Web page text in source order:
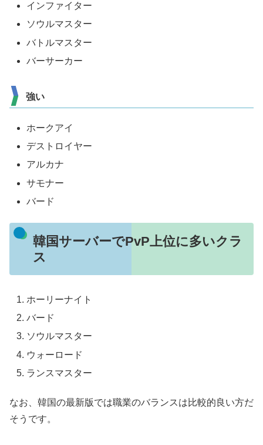
インファイター
ソウルマスター
バトルマスター
バーサーカー
強い
ホークアイ
デストロイヤー
アルカナ
サモナー
バード
韓国サーバーでPvP上位に多いクラ
ス
ホーリーナイト
バード
ソウルマスター
ウォーロード
ランスマスター
なお、韓国の最新版では職業のバランスは比較的良い方だ
そうです。